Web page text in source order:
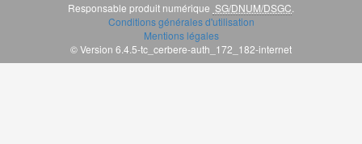
Responsable produit numérique SG/DNUM/DSGC
Conditions générales d'utilisation
Mentions légales
© Version 6.4.5-tc_cerbere-auth_172_182-internet